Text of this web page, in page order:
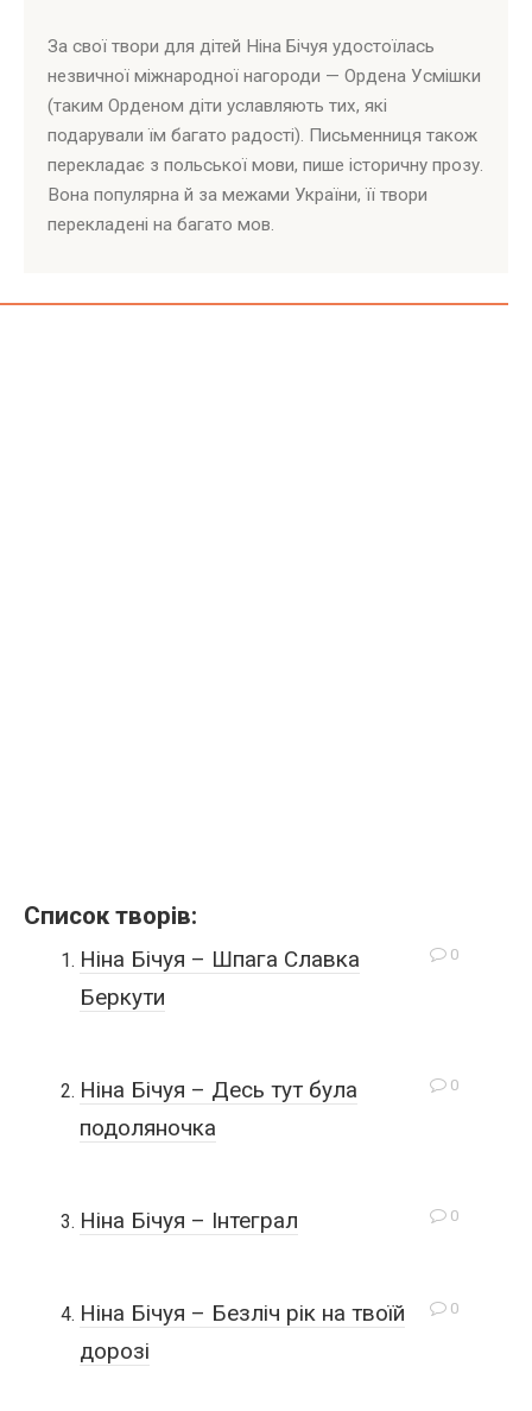
За свої твори для дітей Ніна Бічуя удостоїлась
незвичної міжнародної нагороди — Ордена Усмішки
(таким Орденом діти уславляють тих, які
подарували їм багато радості). Письменниця також
перекладає з польської мови, пише історичну прозу.
Вона популярна й за межами України, її твори
перекладені на багато мов.
Список творів:
0
Ніна Бічуя – Шпага Славка
Беркути
0
Ніна Бічуя – Десь тут була
подоляночка
0
Ніна Бічуя – Інтеграл
0
Ніна Бічуя – Безліч рік на твоїй
дорозі